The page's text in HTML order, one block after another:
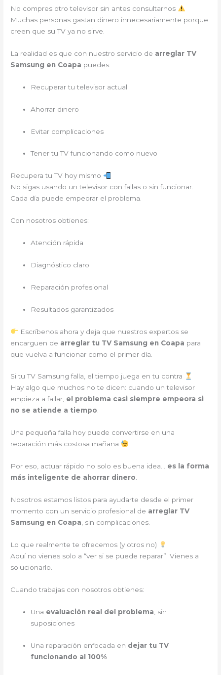
No compres otro televisor sin antes consultarnos
Muchas personas gastan dinero innecesariamente porque
creen que su TV ya no sirve.
La realidad es que con nuestro servicio de arreglar TV
Samsung en Coapa puedes:
Recuperar tu televisor actual
Ahorrar dinero
Evitar complicaciones
Tener tu TV funcionando como nuevo
Recupera tu TV hoy mismo
No sigas usando un televisor con fallas o sin funcionar.
Cada día puede empeorar el problema.
Con nosotros obtienes:
Atención rápida
Diagnóstico claro
Reparación profesional
Resultados garantizados
Escríbenos ahora y deja que nuestros expertos se
encarguen de arreglar tu TV Samsung en Coapa para
que vuelva a funcionar como el primer día.
Si tu TV Samsung falla, el tiempo juega en tu contra
Hay algo que muchos no te dicen: cuando un televisor
empieza a fallar, el problema casi siempre empeora si
no se atiende a tiempo.
Una pequeña falla hoy puede convertirse en una
reparación más costosa mañana
Por eso, actuar rápido no solo es buena idea… es la forma
más inteligente de ahorrar dinero
Nosotros estamos listos para ayudarte desde el primer
momento con un servicio profesional de arreglar TV
Samsung en Coapa , sin complicaciones.
Lo que realmente te ofrecemos (y otros no)
Aquí no vienes solo a “ver si se puede reparar”. Vienes a
solucionarlo.
Cuando trabajas con nosotros obtienes:
Una evaluación real del problema , sin
suposiciones
Una reparación enfocada en dejar tu TV
funcionando al 100%